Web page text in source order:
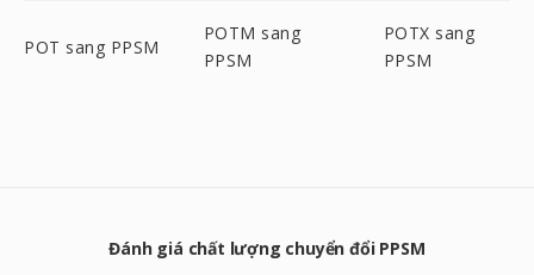
POT sang PPSM
POTM sang
PPSM
POTX sang
PPSM
Đánh giá chất lượng chuyển đổi PPSM